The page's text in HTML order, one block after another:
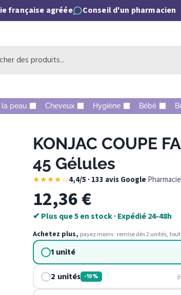
française agréée Conseil d'un pharmacien
la peau Cheveux Hygiène Bébé
KONJAC COUPE
45 Gélules
★★★★☆4,4/5 · 133 avis Google·
12,36€
✔ Plus que 5 en stock · Expédié 24-48h
Achetez plus, payez moins · remise dès 2 unités,
1 unité
2 unités -10%